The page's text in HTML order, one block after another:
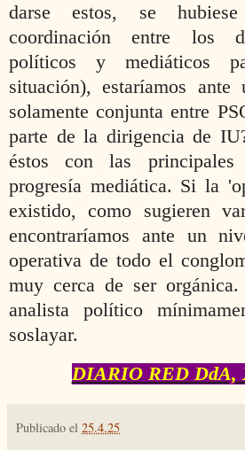
darse estos, se
coordinación entre los
políticos y mediáticos
situación), estaríamos ante
solamente conjunta entre
parte de la dirigencia de
éstos con las
progresía mediática. Si la
existido, como sugieren
encontraríamos ante un
operativa de todo el
muy cerca de ser
analista político
soslayar.
DIARIO RED DdA,
Publicado el 25.4.25